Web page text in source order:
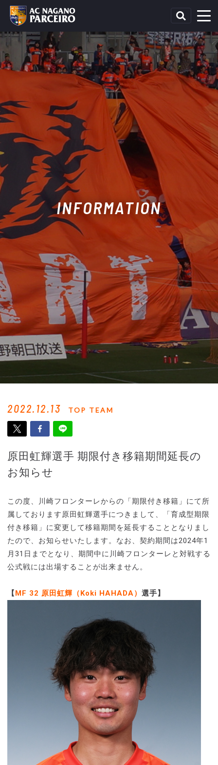
INFORMATION
2022.12.13 TOP TEAM
原田虹輝選手 期限付き移籍期間延長の
お知らせ
この度、川崎フロンターレからの「期限付き移籍」にて所
属しております原田虹輝選手につきまして、「育成型期限
付き移籍」に変更して移籍期間を延長することとなりまし
たので、お知らせいたします。なお、契約期間は2024年1
月31日までとなり、期間中に川崎フロンターレと対戦する
公式戦には出場することが出来ません。
【MF 32 原田虹輝（Koki HAHADA） 選手】